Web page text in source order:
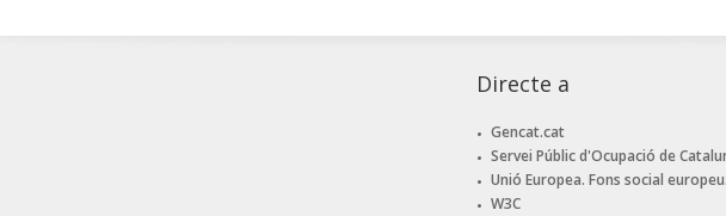
Directe a
Gencat.cat
Servei Públic d'Ocupació de
Unió Europea. Fons social europeu.
W3C